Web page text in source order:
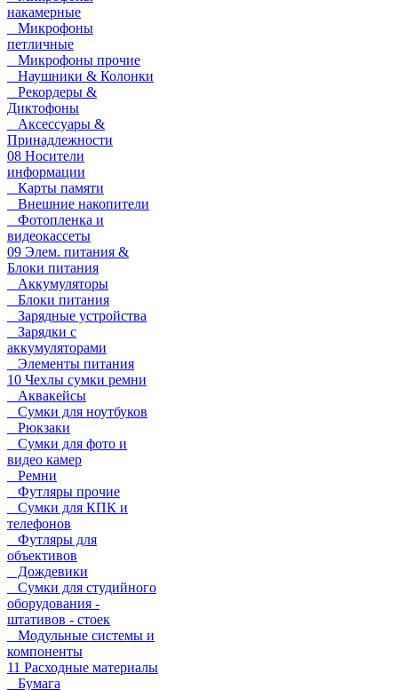
накамерные
Микрофоны
петличные
Микрофоны прочие
Наушники & Колонки
Рекордеры &
Диктофоны
Аксессуары &
Принадлежности
08 Носители
информации
Карты памяти
Внешние накопители
Фотопленка и
видеокассеты
09 Элем. питания &
Блоки питания
Аккумуляторы
Блоки питания
Зарядные устройства
Зарядки с
аккумуляторами
Элементы питания
10 Чехлы сумки ремни
Аквакейсы
Сумки для ноутбуков
Рюкзаки
Сумки для фото и
видео камер
Ремни
Футляры прочие
Сумки для КПК и
телефонов
Футляры для
объективов
Дождевики
Сумки для студийного
оборудования -
штативов - стоек
Модульные системы и
компоненты
11 Расходные материалы
Бумага